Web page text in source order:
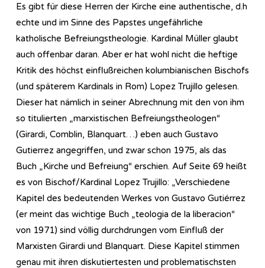
Es gibt für diese Herren der Kirche eine authentische, d.h
echte und im Sinne des Papstes ungefährliche
katholische Befreiungstheologie. Kardinal Müller glaubt
auch offenbar daran. Aber er hat wohl nicht die heftige
Kritik des höchst einflußreichen kolumbianischen Bischofs
(und späterem Kardinals in Rom) Lopez Trujillo gelesen.
Dieser hat nämlich in seiner Abrechnung mit den von ihm
so titulierten „marxistischen Befreiungstheologen“
(Girardi, Comblin, Blanquart…) eben auch Gustavo
Gutierrez angegriffen, und zwar schon 1975, als das
Buch „Kirche und Befreiung“ erschien. Auf Seite 69 heißt
es von Bischof/Kardinal Lopez Trujillo: „Verschiedene
Kapitel des bedeutenden Werkes von Gustavo Gutiérrez
(er meint das wichtige Buch „teologia de la liberacion“
von 1971) sind völlig durchdrungen vom Einfluß der
Marxisten Girardi und Blanquart. Diese Kapitel stimmen
genau mit ihren diskutiertesten und problematischsten